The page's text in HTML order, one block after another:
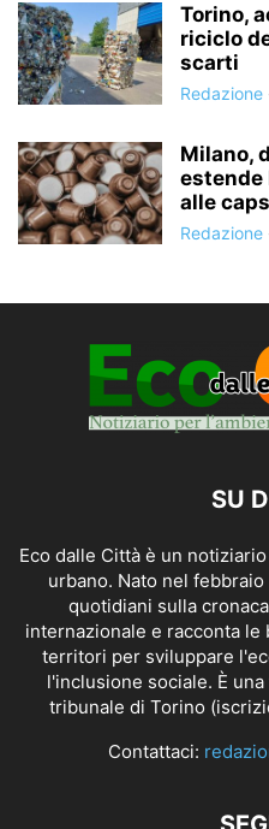
Torino,
riciclo
scarti
Redazione
Milano,
estende
alle
Redazione
SU
Eco dalle Città è un
urbano. Nato nel
quotidiani sulla
internazionale e racconta
territori per sviluppare
l'inclusione sociale. È
tribunale di Torino
Contattaci: